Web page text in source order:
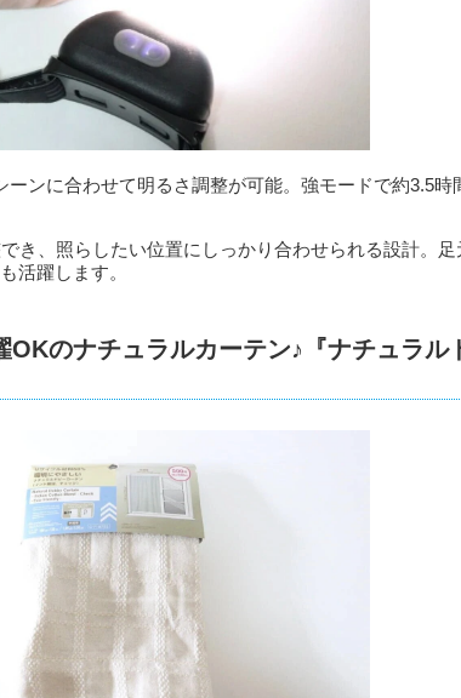
ンに合わせて明るさ調整が可能。強モードで約3.5時
き、照らしたい位置にしっかり合わせられる設計。足
活躍します。
OKのナチュラルカーテン♪『ナチュラル